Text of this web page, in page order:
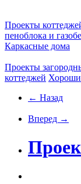
Проекты
пеноблока и
Каркасные дома
Проекты
коттеджей
← Назад
Вперед →